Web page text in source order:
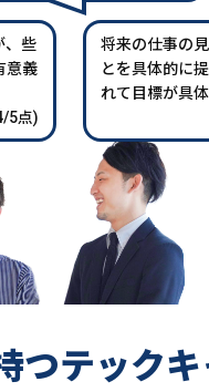
、些
意義
5点)
将来の仕事の
とを具体的に
れて目標が具
つテック